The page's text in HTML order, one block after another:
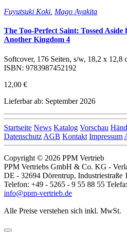
Fuyutsuki Koki Mago Ayakita
The Too-Perfect Saint: Tossed
Another Kingdom 4
Softcover, 176 Seiten, s/w, 18,2 x 12,8
ISBN: 9783987452192
12,00 €
Lieferbar ab: September 2026
Startseite News Katalog Vorschau
Datenschutz AGB Kontakt Impressum
Copyright © 2026 PPM Vertrieb
PPM Vertriebs GmbH & Co. KG -
DE - 32694 Dörentrup, Industriestraße
Telefon: +49 - 5265 - 9 55 88 55
info@ppm-vertrieb.de
Alle Preise verstehen sich inkl. MwSt.